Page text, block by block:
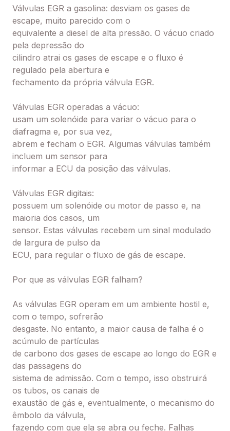
Válvulas EGR a gasolina: desviam os gases de
escape, muito parecido com o
equivalente a diesel de alta pressão. O vácuo criado
pela depressão do
cilindro atrai os gases de escape e o fluxo é
regulado pela abertura e
fechamento da própria válvula EGR.
Válvulas EGR operadas a vácuo:
usam um solenóide para variar o vácuo para o
diafragma e, por sua vez,
abrem e fecham o EGR. Algumas válvulas também
incluem um sensor para
informar a ECU da posição das válvulas.
Válvulas EGR digitais:
possuem um solenóide ou motor de passo e, na
maioria dos casos, um
sensor. Estas válvulas recebem um sinal modulado
de largura de pulso da
ECU, para regular o fluxo de gás de escape.
Por que as válvulas EGR falham?
As válvulas EGR operam em um ambiente hostil e,
com o tempo, sofrerão
desgaste. No entanto, a maior causa de falha é o
acúmulo de partículas
de carbono dos gases de escape ao longo do EGR e
das passagens do
sistema de admissão. Com o tempo, isso obstruirá
os tubos, os canais de
exaustão de gás e, eventualmente, o mecanismo do
êmbolo da válvula,
fazendo com que ela se abra ou feche. Falhas